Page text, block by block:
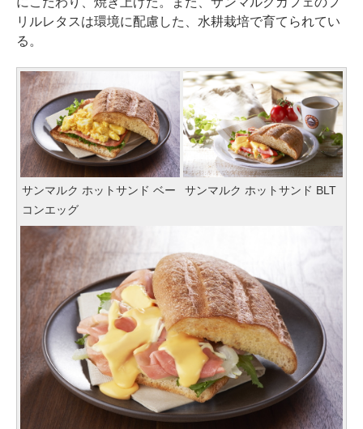
リルレタスは環境に配慮した、水耕栽培で育てられてい
る。
サンマルク ホットサンド ベー
コンエッグ
サンマルク ホットサンド BLT